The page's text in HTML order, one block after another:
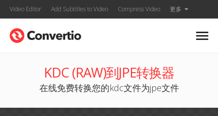
Video Editor Add Subtitles to Video Compress Video 更多
KDC (RAW)到JPE转换器
在线免费转换您的kdc文件为jpe文件